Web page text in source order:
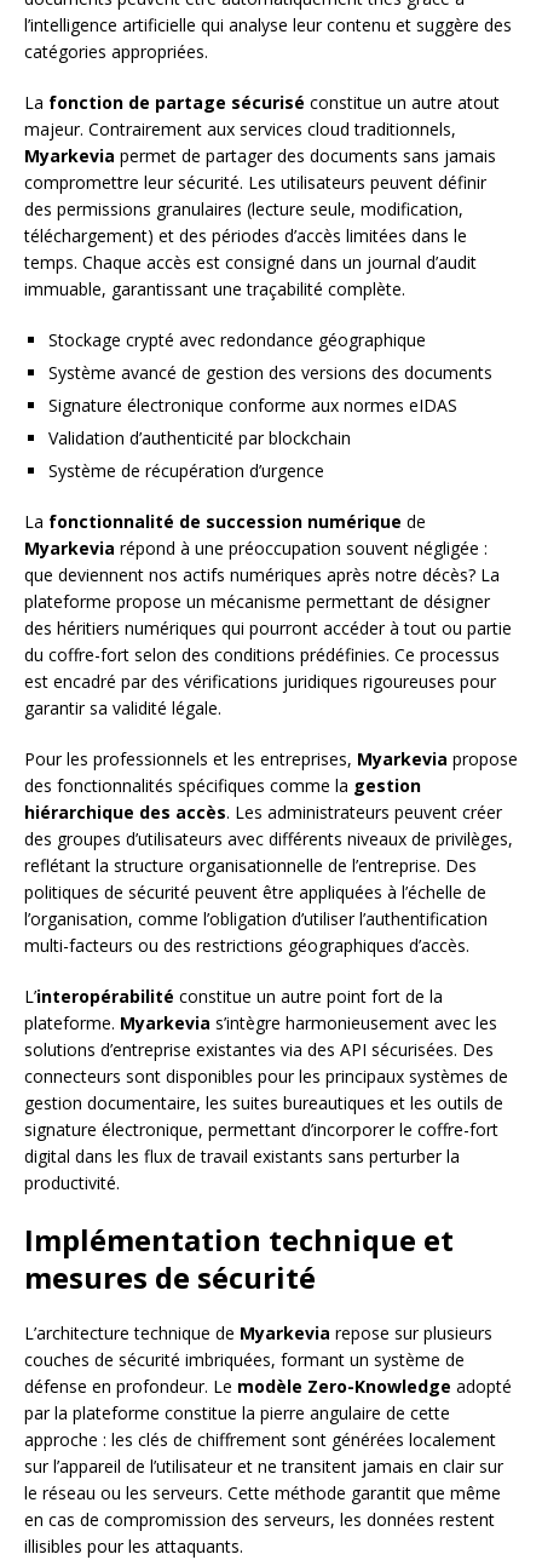
l’intelligence artificielle qui analyse leur contenu et suggère des
catégories appropriées.
La fonction de partage sécurisé constitue un autre atout
majeur. Contrairement aux services cloud traditionnels,
Myarkevia permet de partager des documents sans jamais
compromettre leur sécurité. Les utilisateurs peuvent définir
des permissions granulaires (lecture seule, modification,
téléchargement) et des périodes d’accès limitées dans le
temps. Chaque accès est consigné dans un journal d’audit
immuable, garantissant une traçabilité complète.
Stockage crypté avec redondance géographique
Système avancé de gestion des versions des documents
Signature électronique conforme aux normes eIDAS
Validation d’authenticité par blockchain
Système de récupération d’urgence
La fonctionnalité de succession numérique de
Myarkevia répond à une préoccupation souvent négligée :
que deviennent nos actifs numériques après notre décès? La
plateforme propose un mécanisme permettant de désigner
des héritiers numériques qui pourront accéder à tout ou partie
du coffre-fort selon des conditions prédéfinies. Ce processus
est encadré par des vérifications juridiques rigoureuses pour
garantir sa validité légale.
Pour les professionnels et les entreprises, Myarkevia propose
des fonctionnalités spécifiques comme la gestion
hiérarchique des accès. Les administrateurs peuvent créer
des groupes d’utilisateurs avec différents niveaux de privilèges,
reflétant la structure organisationnelle de l’entreprise. Des
politiques de sécurité peuvent être appliquées à l’échelle de
l’organisation, comme l’obligation d’utiliser l’authentification
multi-facteurs ou des restrictions géographiques d’accès.
L’interopérabilité constitue un autre point fort de la
plateforme. Myarkevia s’intègre harmonieusement avec les
solutions d’entreprise existantes via des API sécurisées. Des
connecteurs sont disponibles pour les principaux systèmes de
gestion documentaire, les suites bureautiques et les outils de
signature électronique, permettant d’incorporer le coffre-fort
digital dans les flux de travail existants sans perturber la
productivité.
Implémentation technique et
mesures de sécurité
L’architecture technique de Myarkevia repose sur plusieurs
couches de sécurité imbriquées, formant un système de
défense en profondeur. Le modèle Zero-Knowledge adopté
par la plateforme constitue la pierre angulaire de cette
approche : les clés de chiffrement sont générées localement
sur l’appareil de l’utilisateur et ne transitent jamais en clair sur
le réseau ou les serveurs. Cette méthode garantit que même
en cas de compromission des serveurs, les données restent
illisibles pour les attaquants.